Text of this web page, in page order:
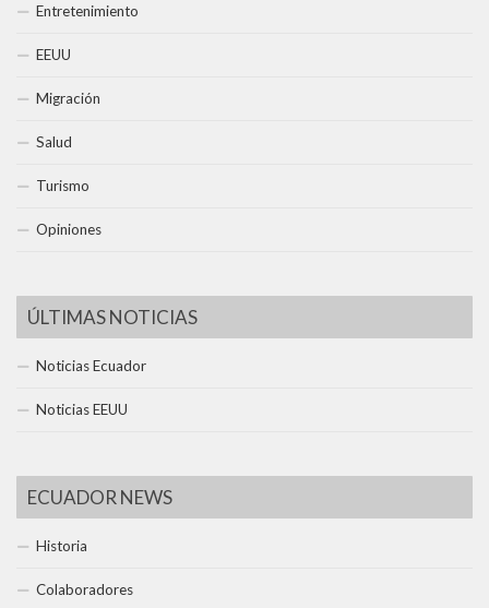
Entretenimiento
EEUU
Migración
Salud
Turismo
Opiniones
ÚLTIMAS NOTICIAS
Noticias Ecuador
Noticias EEUU
ECUADOR NEWS
Historia
Colaboradores